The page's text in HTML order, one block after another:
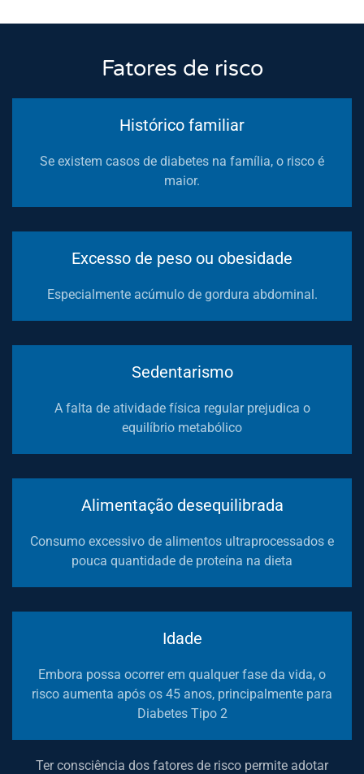
Fatores de risco
Histórico familiar
Se existem casos de diabetes na família, o risco é
maior.
Excesso de peso ou obesidade
Especialmente acúmulo de gordura abdominal.
Sedentarismo
A falta de atividade física regular prejudica o
equilíbrio metabólico
Alimentação desequilibrada
Consumo excessivo de alimentos ultraprocessados e
pouca quantidade de proteína na dieta
Idade
Embora possa ocorrer em qualquer fase da vida, o
risco aumenta após os 45 anos, principalmente para
Diabetes Tipo 2
Ter consciência dos fatores de risco permite adotar